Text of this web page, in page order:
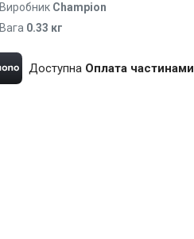
Виробник Champion
Вага 0.33 кг
Доступна Оплата частинами